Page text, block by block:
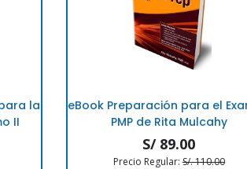
la
II
eBook Preparación para el
PMP de Rita Mulcahy
S/ 89.00
Precio Regular:S/. 110.00